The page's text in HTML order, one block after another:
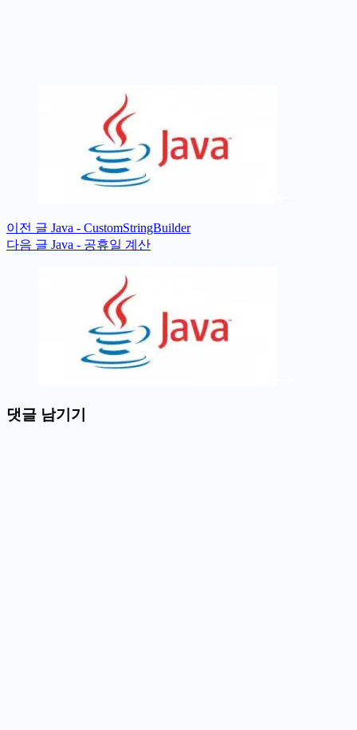
이전 글 Java - CustomStringBuilder
다음 글 Java - 공휴일 계산
댓글 남기기